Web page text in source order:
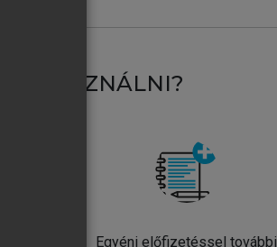
HASZNÁLNI?
Egyéni előfizetéssel további